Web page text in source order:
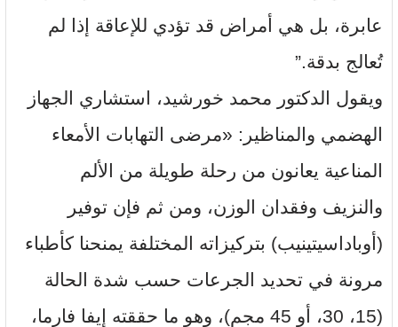
عابرة، بل هي أمراض قد تؤدي للإعاقة إذا لم
تُعالج بدقة.”
ويقول الدكتور محمد خورشيد، استشاري الجهاز
الهضمي والمناظير: «مرضى التهابات الأمعاء
المناعية يعانون من رحلة طويلة من الألم
والنزيف وفقدان الوزن، ومن ثم فإن توفير
(أوباداسيتينيب) بتركيزاته المختلفة يمنحنا كأطباء
مرونة في تحديد الجرعات حسب شدة الحالة
(15، 30، أو 45 مجم)، وهو ما حققته إيفا فارما،